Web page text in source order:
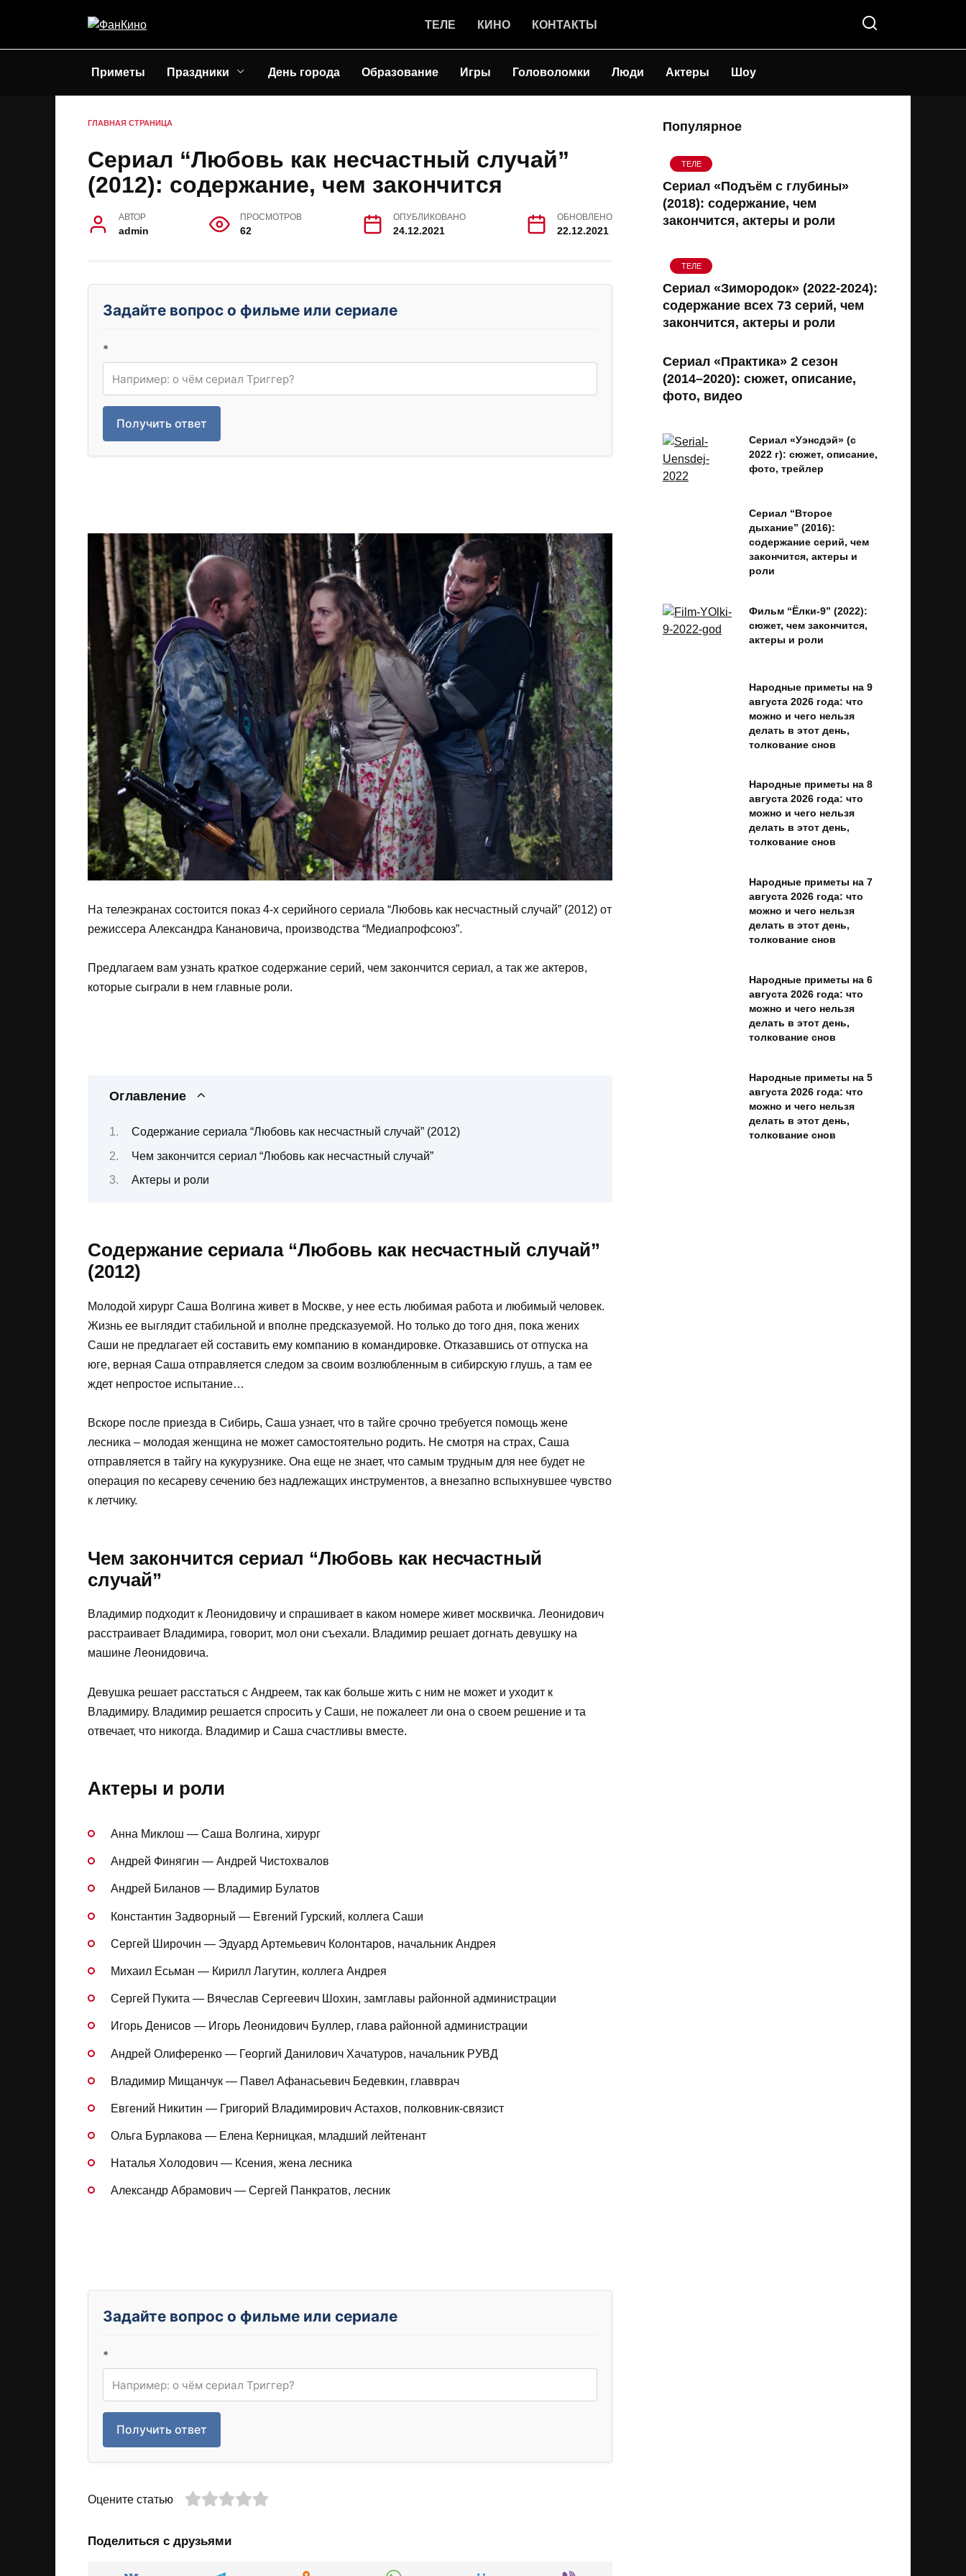
ТЕЛЕ КИНО КОНТАКТЫ
Приметы Праздники День города Образование Игры Головоломки Люди Актеры Шоу
ГЛАВНАЯ СТРАНИЦА
Сериал “Любовь как несчастный случай”
(2012): содержание, чем закончится
АВТОР
admin
ПРОСМОТРОВ
62
ОПУБЛИКОВАНО
24.12.2021
ОБНОВЛЕНО
22.12.2021
Задайте вопрос о фильме или сериале
*
Получить ответ
На телеэкранах состоится показ 4-х серийного сериала “Любовь как несчастный случай” (2012) от
режиссера Александра Канановича, производства “Медиапрофсоюз”.
Предлагаем вам узнать краткое содержание серий, чем закончится сериал, а так же актеров,
которые сыграли в нем главные роли.
Оглавление
Содержание сериала “Любовь как несчастный случай” (2012)
Чем закончится сериал “Любовь как несчастный случай”
Актеры и роли
Содержание сериала “Любовь как несчастный случай”
(2012)
Молодой хирург Саша Волгина живет в Москве, у нее есть любимая работа и любимый человек.
Жизнь ее выглядит стабильной и вполне предсказуемой. Но только до того дня, пока жених
Саши не предлагает ей составить ему компанию в командировке. Отказавшись от отпуска на
юге, верная Саша отправляется следом за своим возлюбленным в сибирскую глушь, а там ее
ждет непростое испытание…
Вскоре после приезда в Сибирь, Саша узнает, что в тайге срочно требуется помощь жене
лесника – молодая женщина не может самостоятельно родить. Не смотря на страх, Саша
отправляется в тайгу на кукурузнике. Она еще не знает, что самым трудным для нее будет не
операция по кесареву сечению без надлежащих инструментов, а внезапно вспыхнувшее чувство
к летчику.
Чем закончится сериал “Любовь как несчастный
случай”
Владимир подходит к Леонидовичу и спрашивает в каком номере живет москвичка. Леонидович
расстраивает Владимира, говорит, мол они съехали. Владимир решает догнать девушку на
машине Леонидовича.
Девушка решает расстаться с Андреем, так как больше жить с ним не может и уходит к
Владимиру. Владимир решается спросить у Саши, не пожалеет ли она о своем решение и та
отвечает, что никогда. Владимир и Саша счастливы вместе.
Актеры и роли
Анна Миклош — Саша Волгина, хирург
Андрей Финягин — Андрей Чистохвалов
Андрей Биланов — Владимир Булатов
Константин Задворный — Евгений Гурский, коллега Саши
Сергей Широчин — Эдуард Артемьевич Колонтаров, начальник Андрея
Михаил Есьман — Кирилл Лагутин, коллега Андрея
Сергей Пукита — Вячеслав Сергеевич Шохин, замглавы районной администрации
Игорь Денисов — Игорь Леонидович Буллер, глава районной администрации
Андрей Олиференко — Георгий Данилович Хачатуров, начальник РУВД
Владимир Мищанчук — Павел Афанасьевич Бедевкин, главврач
Евгений Никитин — Григорий Владимирович Астахов, полковник-связист
Ольга Бурлакова — Елена Керницкая, младший лейтенант
Наталья Холодович — Ксения, жена лесника
Александр Абрамович — Сергей Панкратов, лесник
Задайте вопрос о фильме или сериале
*
Получить ответ
Оцените статью
Поделиться с друзьями
Популярное
ТЕЛЕ
Сериал «Подъём с глубины»
(2018): содержание, чем
закончится, актеры и роли
ТЕЛЕ
Сериал «Зимородок» (2022-2024):
содержание всех 73 серий, чем
закончится, актеры и роли
Сериал «Практика» 2 сезон
(2014–2020): сюжет, описание,
фото, видео
Сериал «Уэнсдэй» (с
2022 г): сюжет, описание,
фото, трейлер
Сериал “Второе
дыхание” (2016):
содержание серий, чем
закончится, актеры и
роли
Фильм “Ёлки-9” (2022):
сюжет, чем закончится,
актеры и роли
Народные приметы на 9
августа 2026 года: что
можно и чего нельзя
делать в этот день,
толкование снов
Народные приметы на 8
августа 2026 года: что
можно и чего нельзя
делать в этот день,
толкование снов
Народные приметы на 7
августа 2026 года: что
можно и чего нельзя
делать в этот день,
толкование снов
Народные приметы на 6
августа 2026 года: что
можно и чего нельзя
делать в этот день,
толкование снов
Народные приметы на 5
августа 2026 года: что
можно и чего нельзя
делать в этот день,
толкование снов